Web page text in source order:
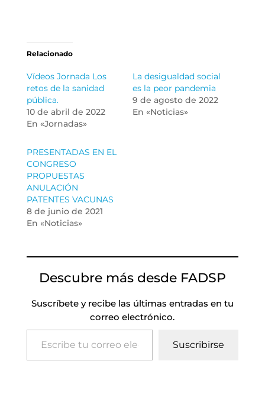
Relacionado
Vídeos Jornada Los
retos de la sanidad
pública.
10 de abril de 2022
En «Jornadas»
La desigualdad social
es la peor pandemia
9 de agosto de 2022
En «Noticias»
PRESENTADAS EN EL
CONGRESO
PROPUESTAS
ANULACIÓN
PATENTES VACUNAS
8 de junio de 2021
En «Noticias»
Descubre más desde FADSP
Suscríbete y recibe las últimas entradas en tu
correo electrónico.
Escribe tu correo electrónico…
Suscribirse